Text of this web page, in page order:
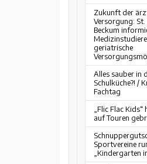
Zukunft der
Versorgung:
Beckum
geriatrische
Alles sauber in
Schulküche?! /
Fachtag
„Flic Flac
auf Touren
Sportvereine
„Kindergarten